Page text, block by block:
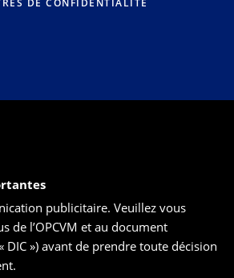
DE CONFIDENTIALITÉ
publicitaire. Veuillez vous
de l’OPCVM et au document
DIC ») avant de prendre toute décision